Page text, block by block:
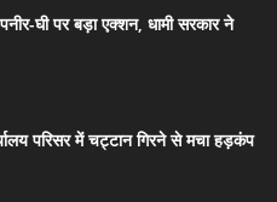
घी पर बड़ा एक्शन, धामी सरकार ने
परिसर में चट्टान गिरने से मचा हड़कंप